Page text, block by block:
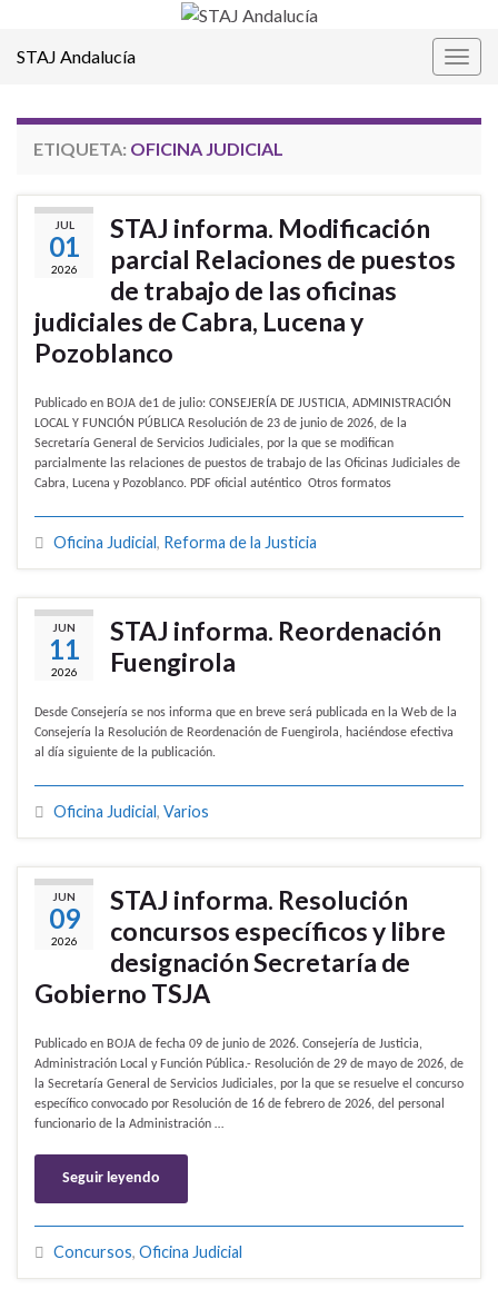
STAJ Andalucía
ETIQUETA: OFICINA JUDICIAL
JUL
01
2026
STAJ informa. Modificación
parcial Relaciones de puestos
de trabajo de las oficinas
judiciales de Cabra, Lucena y
Pozoblanco
Publicado en BOJA de1 de julio: CONSEJERÍA DE JUSTICIA, ADMINISTRACIÓN
LOCAL Y FUNCIÓN PÚBLICA Resolución de 23 de junio de 2026, de la
Secretaría General de Servicios Judiciales, por la que se modifican
parcialmente las relaciones de puestos de trabajo de las Oficinas Judiciales de
Cabra, Lucena y Pozoblanco. PDF oficial auténtico Otros formatos
Oficina Judicial, Reforma de la Justicia
JUN
11
2026
STAJ informa. Reordenación
Fuengirola
Desde Consejería se nos informa que en breve será publicada en la Web de la
Consejería la Resolución de Reordenación de Fuengirola, haciéndose efectiva
al día siguiente de la publicación.
Oficina Judicial, Varios
JUN
09
2026
STAJ informa. Resolución
concursos específicos y libre
designación Secretaría de
Gobierno TSJA
Publicado en BOJA de fecha 09 de junio de 2026. Consejería de Justicia,
Administración Local y Función Pública.- Resolución de 29 de mayo de 2026, de
la Secretaría General de Servicios Judiciales, por la que se resuelve el concurso
específico convocado por Resolución de 16 de febrero de 2026, del personal
funcionario de la Administración …
Seguir leyendo
Concursos, Oficina Judicial